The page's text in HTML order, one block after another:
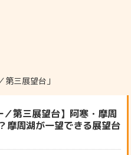
第三展望台」
／第三展望台】阿寒・摩周
摩周湖が一望できる展望台